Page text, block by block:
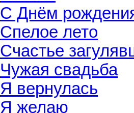
С Днём
Спелое лето
Счастье
Чужая свадьба
Я вернулась
Я желаю